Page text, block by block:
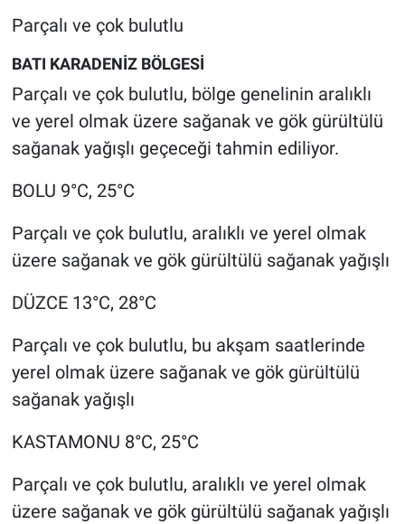
Parçalı ve çok bulutlu
BATI KARADENİZ BÖLGESİ
Parçalı ve çok bulutlu, bölge genelinin aralıklı
ve yerel olmak üzere sağanak ve gök gürültülü
sağanak yağışlı geçeceği tahmin ediliyor.
BOLU 9°C, 25°C
Parçalı ve çok bulutlu, aralıklı ve yerel olmak
üzere sağanak ve gök gürültülü sağanak yağışlı
DÜZCE 13°C, 28°C
Parçalı ve çok bulutlu, bu akşam saatlerinde
yerel olmak üzere sağanak ve gök gürültülü
sağanak yağışlı
KASTAMONU 8°C, 25°C
Parçalı ve çok bulutlu, aralıklı ve yerel olmak
üzere sağanak ve gök gürültülü sağanak yağışlı